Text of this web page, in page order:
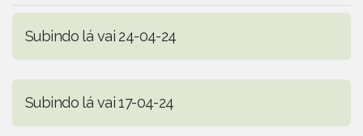
Subindo lá vai 24-04-24
Subindo lá vai 17-04-24